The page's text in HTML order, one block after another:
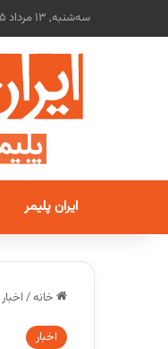
سه‌شنبه, 13 مرداد 1405
ایران پلیمر
خانه/ اخبار
اخبار